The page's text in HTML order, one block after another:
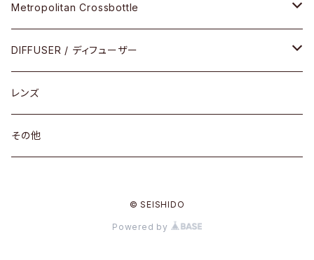
コンビネーション
メタル
コンビ
Metropolitan Crossbottle
30cm×30cm
18cm×13cm
DIFFUSER / ディフューザー
グラスコード
メガネケース
レンズ
その他
© SEISHIDO
Powered by